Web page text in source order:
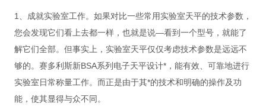
1、成就实验室工作。如果对比一些常用实验室天平的技术参数，
您会发现它们看上去都一样，也就是说—看到一个型号，就能了
解它们全部。但事实上，实验室天平仅仅考虑技术参数是远远不
够的。赛多利斯新BSA系列电子天平设计*，能有效、可靠地进行
实验室日常称量工作。而正是由于其*的技术和明确的操作及功
能，使其显得与众不同。